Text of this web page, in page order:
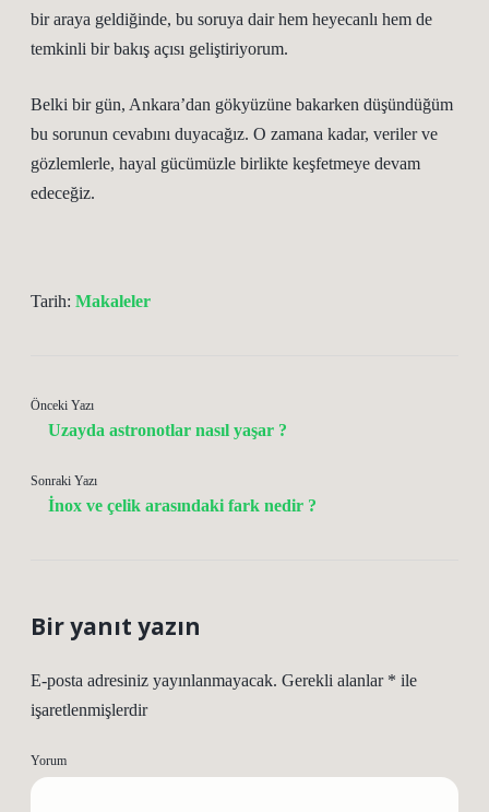
bir araya geldiğinde, bu soruya dair hem heyecanlı hem de
temkinli bir bakış açısı geliştiriyorum.
Belki bir gün, Ankara’dan gökyüzüne bakarken düşündüğüm
bu sorunun cevabını duyacağız. O zamana kadar, veriler ve
gözlemlerle, hayal gücümüzle birlikte keşfetmeye devam
edeceğiz.
Tarih: Makaleler
Önceki Yazı
Uzayda astronotlar nasıl yaşar ?
Sonraki Yazı
İnox ve çelik arasındaki fark nedir ?
Bir yanıt yazın
E-posta adresiniz yayınlanmayacak. Gerekli alanlar * ile
işaretlenmişlerdir
Yorum